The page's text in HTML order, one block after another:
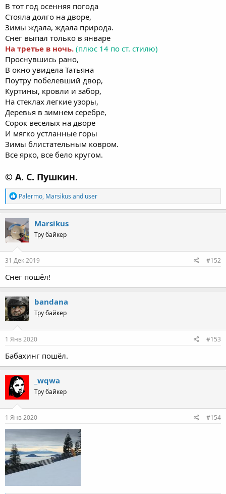
В тот год осенняя погода
Стояла долго на дворе,
Зимы ждала, ждала природа.
Снег выпал только в январе
На третье в ночь. (плюс 14 по ст. стилю)
Проснувшись рано,
В окно увидела Татьяна
Поутру побелевший двор,
Куртины, кровли и забор,
На стеклах легкие узоры,
Деревья в зимнем серебре,
Сорок веселых на дворе
И мягко устланные горы
Зимы блистательным ковром.
Все ярко, все бело кругом.
© А. С. Пушкин.
R
e
a
c
t
i
o
n
s
Palermo, Marsikus and user
Marsikus
Тру байкер
31 Дек 2019 #152
Снег пошёл!
bandana
Тру байкер
1 Янв 2020 #153
Бабахинг пошёл.
_wqwa
Тру байкер
1 Янв 2020 #154